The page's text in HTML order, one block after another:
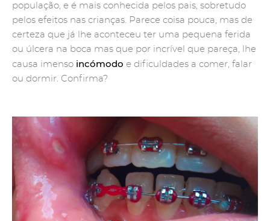
população, e é mais conhecida pelos pais, sobretudo
pelos efeitos nas crianças. Parece coisa pouca, mas de
certeza que já lhe aconteceu ter uma pequena ferida
ou úlcera na boca mas que por incrível que pareça, lhe
causa imenso incómodo e dificuldades a comer, falar
ou dormir. Confirma?